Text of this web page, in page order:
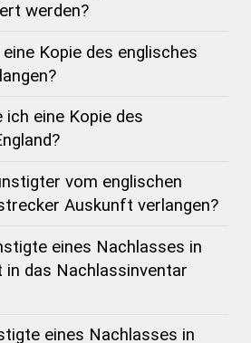
werden?
Kopie des englisches
ich eine Kopie des
vom englischen
Auskunft verlangen?
eines Nachlasses in
in das Nachlassinventar
eines Nachlasses in